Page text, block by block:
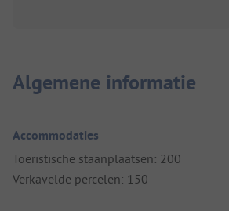
Algemene informatie
Accommodaties
Toeristische staanplaatsen: 200
Verkavelde percelen: 150